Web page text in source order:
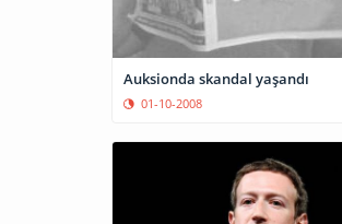
Auksionda skandal yaşandı
01-10-2008